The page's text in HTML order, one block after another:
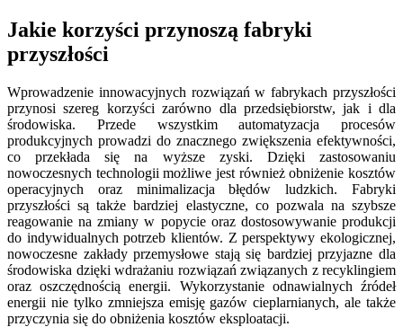
Jakie korzyści przynoszą fabryki
przyszłości
Wprowadzenie innowacyjnych rozwiązań w fabrykach przyszłości
przynosi szereg korzyści zarówno dla przedsiębiorstw, jak i dla
środowiska. Przede wszystkim automatyzacja procesów
produkcyjnych prowadzi do znacznego zwiększenia efektywności,
co przekłada się na wyższe zyski. Dzięki zastosowaniu
nowoczesnych technologii możliwe jest również obniżenie kosztów
operacyjnych oraz minimalizacja błędów ludzkich. Fabryki
przyszłości są także bardziej elastyczne, co pozwala na szybsze
reagowanie na zmiany w popycie oraz dostosowywanie produkcji
do indywidualnych potrzeb klientów. Z perspektywy ekologicznej,
nowoczesne zakłady przemysłowe stają się bardziej przyjazne dla
środowiska dzięki wdrażaniu rozwiązań związanych z recyklingiem
oraz oszczędnością energii. Wykorzystanie odnawialnych źródeł
energii nie tylko zmniejsza emisję gazów cieplarnianych, ale także
przyczynia się do obniżenia kosztów eksploatacji.